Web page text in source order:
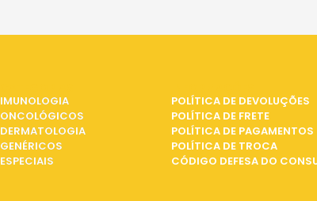
IMUNOLOGIA
ONCOLÓGICOS
DERMATOLOGIA
GENÉRICOS
ESPECIAIS
POLÍTICA DE DEVOLUÇÕES
POLÍTICA DE FRETE
POLÍTICA DE PAGAMENTOS
POLÍTICA DE TROCA
CÓDIGO DEFESA DO